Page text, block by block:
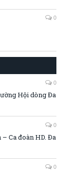
0
0
Hội dòng Đa
0
Ca đoàn HD. Đa
0